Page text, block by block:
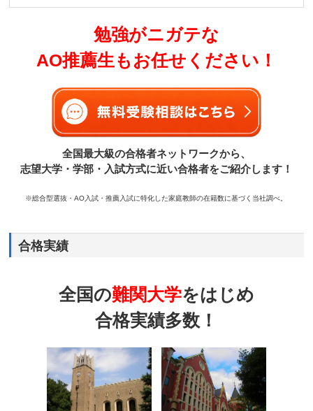
勉強がニガテな
AO推薦生もお任せください！
全国最大級の合格者ネットワークから、
志望大学・学部・入試方式に近い合格者をご紹介します！
※総合型選抜・AO入試・推薦入試に特化した家庭教師の在籍数に基づく当社調べ。
合格実績
全国の難関大学をはじめ
合格実績多数！